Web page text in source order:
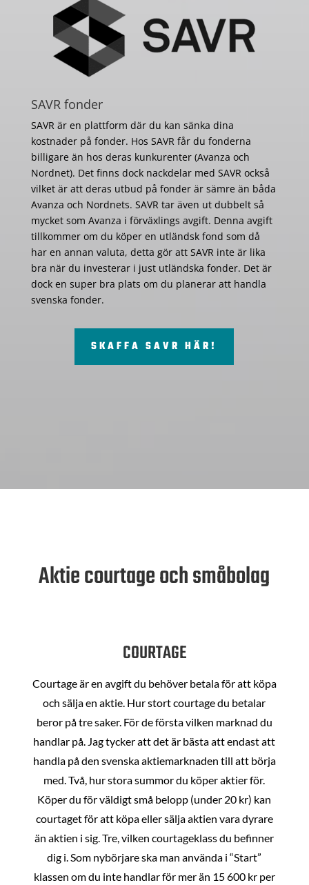
SAVR fonder
SAVR är en plattform där du kan sänka dina
kostnader på fonder. Hos SAVR får du fonderna
billigare än hos deras kunkurenter (Avanza och
Nordnet). Det finns dock nackdelar med SAVR också
vilket är att deras utbud på fonder är sämre än båda
Avanza och Nordnets. SAVR tar även ut dubbelt så
mycket som Avanza i förväxlings avgift. Denna avgift
tillkommer om du köper en utländsk fond som då
har en annan valuta, detta gör att SAVR inte är lika
bra när du investerar i just utländska fonder. Det är
dock en super bra plats om du planerar att handla
svenska fonder.
SKAFFA SAVR HÄR!
Aktie courtage och småbolag
COURTAGE
Courtage är en avgift du behöver betala för att köpa
och sälja en aktie. Hur stort courtage du betalar
beror på tre saker. För de första vilken marknad du
handlar på. Jag tycker att det är bästa att endast att
handla på den svenska aktiemarknaden till att börja
med. Två, hur stora summor du köper aktier för.
Köper du för väldigt små belopp (under 20 kr) kan
courtaget för att köpa eller sälja aktien vara dyrare
än aktien i sig. Tre, vilken courtageklass du befinner
dig i. Som nybörjare ska man använda i “Start”
klassen om du inte handlar för mer än 15 600 kr per